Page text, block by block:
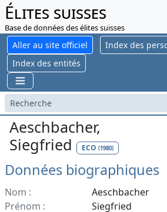
Élites suisses
Base de données des élites suisses
Aller au site officiel
Index des
Index des entités
Aeschbacher,
Siegfried
ECO (1980)
Données biographiques
Nom :
Aeschbacher
Prénom :
Siegfried